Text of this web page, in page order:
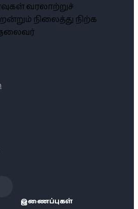
வரலாற்றுச்
நிலைத்து நிற்க
தலைவர்
இணைப்புகள்